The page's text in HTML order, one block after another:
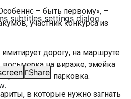
subtitles settings dialog
Share
– быть первому», –
участник конкурса из
дорогу, на маршруте
восьмерка на вираже, змейка
парковка.
в которые нужно загнать